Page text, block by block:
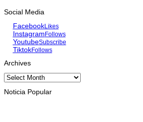
Social Media
FacebookLikes
InstagramFollows
YoutubeSubscribe
TiktokFollows
Archives
Archives
Noticia Popular